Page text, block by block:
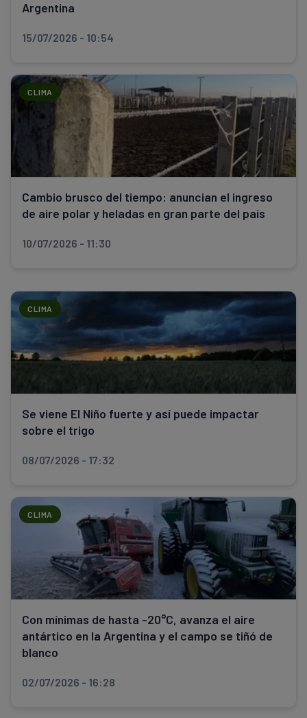
Argentina
15/07/2026 - 10:54
CLIMA
Cambio brusco del tiempo: anuncian el ingreso
de aire polar y heladas en gran parte del país
10/07/2026 - 11:30
CLIMA
Se viene El Niño fuerte y así puede impactar
sobre el trigo
08/07/2026 - 17:32
CLIMA
Con mínimas de hasta -20°C, avanza el aire
antártico en la Argentina y el campo se tiñó de
blanco
02/07/2026 - 16:28